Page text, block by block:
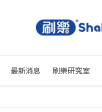
最新消息 刷樂研究室